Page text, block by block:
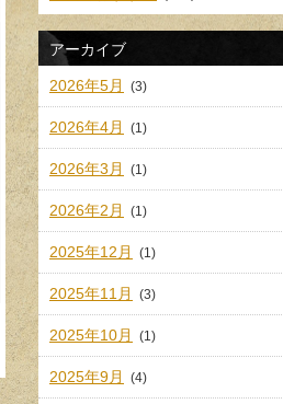
アーカイブ
2026年5月 (3)
2026年4月 (1)
2026年3月 (1)
2026年2月 (1)
2025年12月 (1)
2025年11月 (3)
2025年10月 (1)
2025年9月 (4)